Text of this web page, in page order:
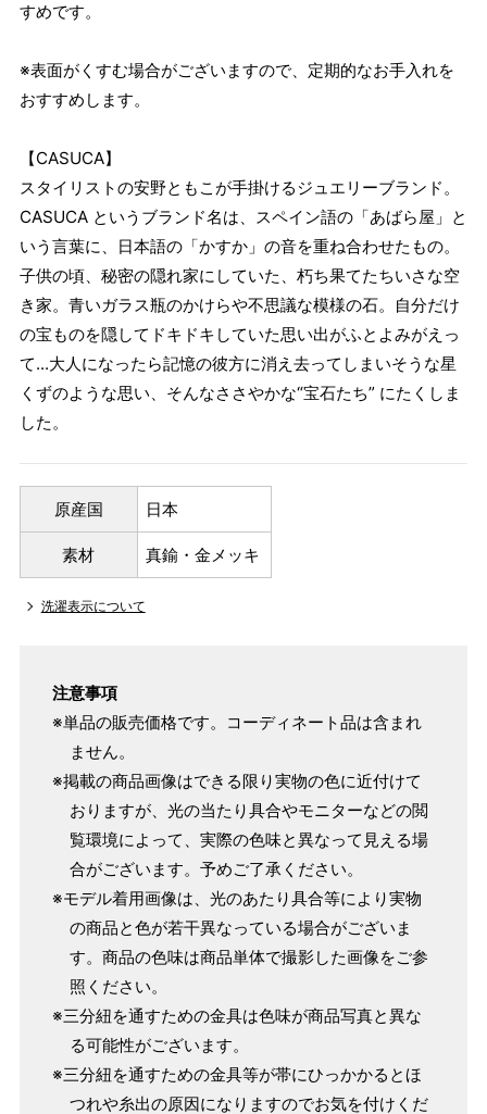
すめです。
※表面がくすむ場合がございますので、定期的なお手入れを
おすすめします。
【CASUCA】
スタイリストの安野ともこが手掛けるジュエリーブランド。
CASUCA というブランド名は、スペイン語の「あばら屋」と
いう言葉に、日本語の「かすか」の音を重ね合わせたもの。
子供の頃、秘密の隠れ家にしていた、朽ち果てたちいさな空
き家。青いガラス瓶のかけらや不思議な模様の石。自分だけ
の宝ものを隠してドキドキしていた思い出がふとよみがえっ
て...大人になったら記憶の彼方に消え去ってしまいそうな星
くずのような思い、そんなささやかな“宝石たち” にたくしま
した。
原産国 日本
素材 真鍮・金メッキ
洗濯表示について
注意事項
※単品の販売価格です。コーディネート品は含まれ
ません。
※掲載の商品画像はできる限り実物の色に近付けて
おりますが、光の当たり具合やモニターなどの閲
覧環境によって、実際の色味と異なって見える場
合がございます。予めご了承ください。
※モデル着用画像は、光のあたり具合等により実物
の商品と色が若干異なっている場合がございま
す。商品の色味は商品単体で撮影した画像をご参
照ください。
※三分紐を通すための金具は色味が商品写真と異な
る可能性がございます。
※三分紐を通すための金具等が帯にひっかかるとほ
つれや糸出の原因になりますのでお気を付けくだ